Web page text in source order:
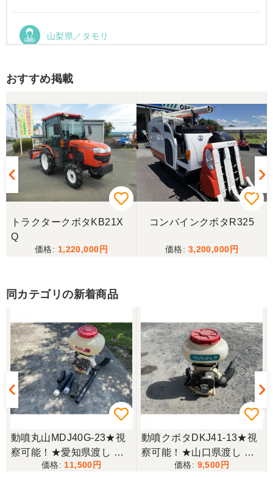
山梨県／タモリ
だきます。ありがとうございました。
山梨県／伊藤明久
引き取りに行くまでに 時間が掛かってしまって
待っていて頂き有り難うございました。
山梨県／樋野進悦
メールの返信がなかったので、残念ですが、こちら
からキャンセルのメールを送った。
うございました。
山梨県／じん
整備された中古のバインダーを探していて、金額も
だいたい予算内だったのですぐに決めました！ それ
から陸送が可能という所も大きな決め手で、良い買
い物が出来たと非常に満足しております。
山梨県／今井基史
この度は、迅速な対応ありがとうございました。た
だ、メールに記載の配達の受け取りについてタイム
ラグがあり少しとまどいましたので、星をひとつの
おすすめ掲載
トラクタークボタKB21X
Q
1,220,000
コンバインクボタR325
3,200,000
同カテゴリの新着商品
動噴丸山MDJ40G-23★視
察可能！★愛知県渡し 丸
山 噴霧器 MDJ40G-23 背
11,500
動噴クボタDKJ41-13★視
察可能！★山口県渡し ク
ボタ 背負動噴 DKJ41-13
9,500